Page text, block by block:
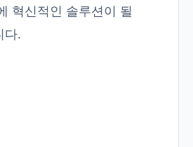
혁신적인 솔루션이 될
다.